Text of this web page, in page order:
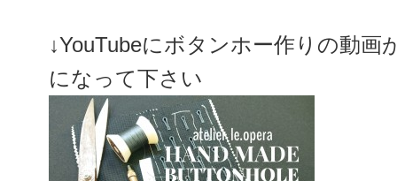
↓YouTubeにボタンホー作りの動画
になって下さい